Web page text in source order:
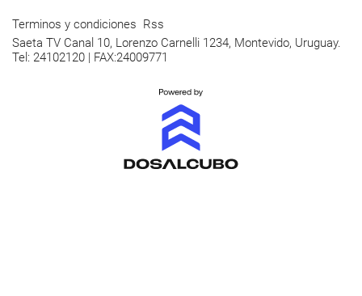
Terminos y condiciones Rss
Saeta TV Canal 10, Lorenzo Carnelli 1234, Montevido, Uruguay.
Tel: 24102120 | FAX:24009771